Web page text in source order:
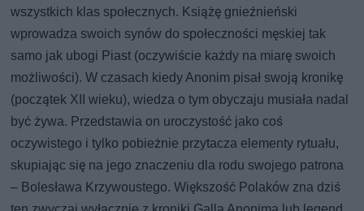
wszystkich klas społecznych. Książę gnieźnieński
wprowadza swoich synów do społeczności męskiej tak
samo jak ubogi Piast (oczywiście każdy na miarę swoich
możliwości). W czasach kiedy Anonim pisał swoją kronikę
(początek XII wieku), wiedza o tym obyczaju musiała nadal
być żywa. Przedstawia on uroczystość jako coś
oczywistego i tylko pobieżnie przytacza elementy rytuału,
skupiając się na jego znaczeniu dla rodu swojego patrona
– Bolesława Krzywoustego. Większość Polaków zna dziś